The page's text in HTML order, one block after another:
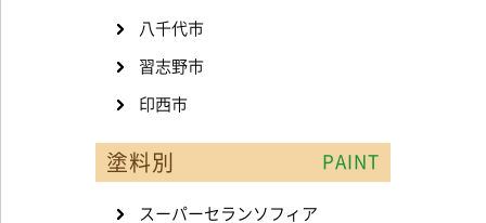
八千代市
習志野市
印西市
塗料別 PAINT
スーパーセランソフィア